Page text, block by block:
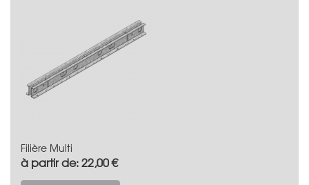
Filière Multi
à partir de: 22,00 €